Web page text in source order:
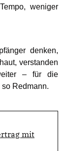
weniger
denken,
verstanden
– für die
Redmann.
mit